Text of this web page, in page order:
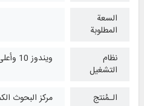
السعة
المطلوبة
نظام
التشغیل
ويندوز 10 وأعلی
الـمُنتج
مركز البحوث